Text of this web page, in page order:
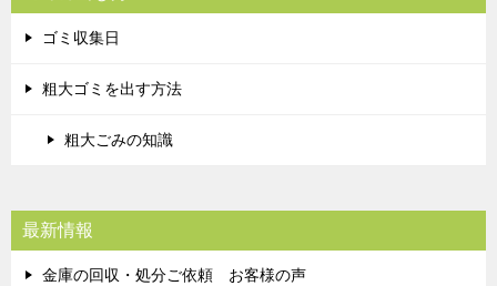
ゴミ収集日
粗大ゴミを出す方法
粗大ごみの知識
最新情報
金庫の回収・処分ご依頼 お客様の声